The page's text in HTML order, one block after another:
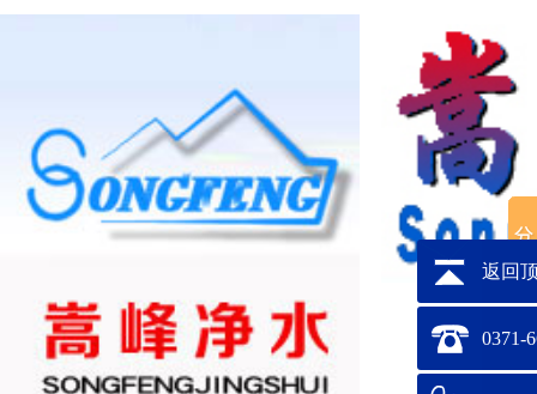
返回
0371-